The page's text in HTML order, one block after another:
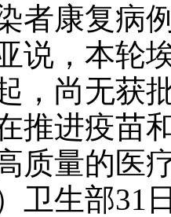
者康复病
说，本轮
，尚无获
推进疫苗
质量的医
卫生部31